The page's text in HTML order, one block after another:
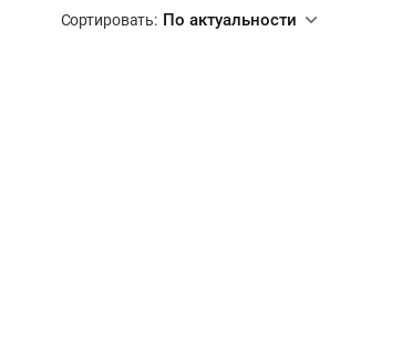
Сортировать: По актуальности